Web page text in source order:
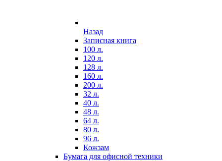
Назад
Записная книга
100 л.
120 л.
128 л.
160 л.
200 л.
32 л.
40 л.
48 л.
64 л.
80 л.
96 л.
Кожзам
Бумага для офисной техники